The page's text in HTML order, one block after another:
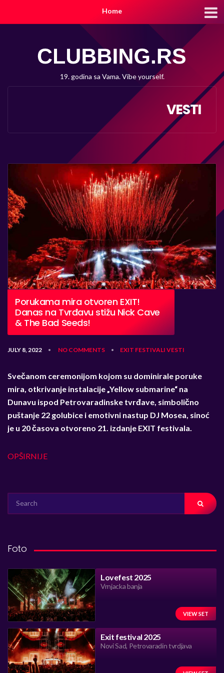
Home
19. godina sa Vama. Vibe yourself.
VESTI
Porukama mira otvoren EXIT!
Danas na Tvrđavu stižu Nick Cave
& The Bad Seeds!
JULY 8, 2022 • NO COMMENTS • EXIT FESTIVALI VESTI
Svečanom ceremonijom kojom su dominirale poruke
mira, otkrivanje instalacije „Yellow submarine“ na
Dunavu ispod Petrovaradinske tvrđave, simbolično
puštanje 22 golubice i emotivni nastup DJ Mosea, sinoć
je u 20 časova otvoreno 21. izdanje EXIT festivala.
OPŠIRNIJE
FOR:
Foto
Lovefest 2025
Vrnjacka banja
VIEW SET
Exit festival 2025
Novi Sad, Petrovaradin tvrdjava